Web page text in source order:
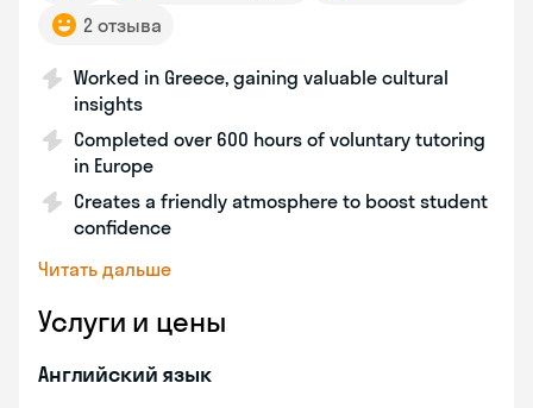
2 отзыва
Worked in Greece, gaining valuable cultural
insights
Completed over 600 hours of voluntary tutoring
in Europe
Creates a friendly atmosphere to boost student
confidence
Читать дальше
Услуги и цены
Английский язык